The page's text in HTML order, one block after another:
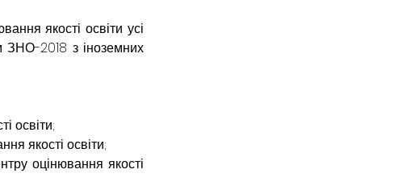
якості освіти усі
ЗНО-2018 з іноземних
освіти;
якості освіти;
оцінювання якості